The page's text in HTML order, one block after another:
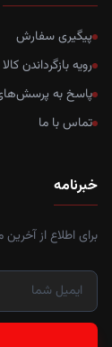
پیگیری سفارش
رویه بازگرداندن کالا
پاسخ به
تماس با ما
خبرنامه
برای اطلاع از